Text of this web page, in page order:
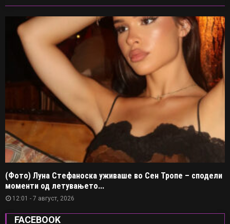
(Фото) Луна Стефаноска уживаше во Сен Тропе – сподели
моменти од летувањето...
12:01 - 7 август, 2026
FACEBOOK